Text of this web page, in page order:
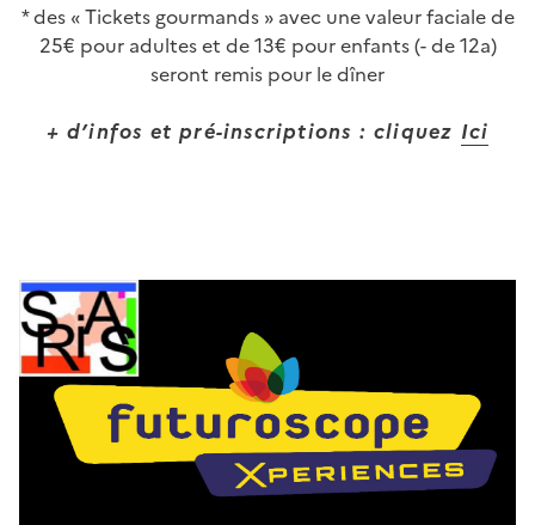
* des « Tickets gourmands » avec une valeur faciale de
25€ pour adultes et de 13€ pour enfants (- de 12a)
seront remis pour le dîner
+ d’infos et pré-inscriptions : cliquez Ici